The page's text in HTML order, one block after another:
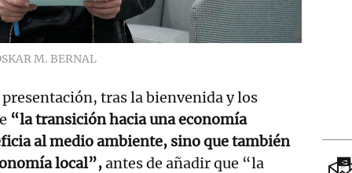
M. BERNAL
tras la bienvenida y los
“la transición hacia una economía
al medio ambiente, sino que también
local”,antes de añadir que “la